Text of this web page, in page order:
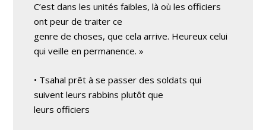
C’est dans les unités faibles, là où les officiers
ont peur de traiter ce
genre de choses, que cela arrive. Heureux celui
qui veille en permanence. »
• Tsahal prêt à se passer des soldats qui
suivent leurs rabbins plutôt que
leurs officiers